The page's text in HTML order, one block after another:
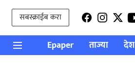
सबस्क्राईब करा
Epaper ताज्या देश